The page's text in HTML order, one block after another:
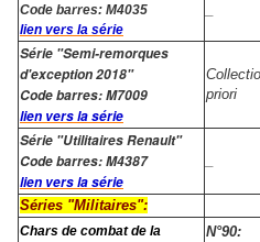
Code barres: M4035
lien vers la série
Série "Semi-remorques
d'exception 2018"
Code barres: M7009
lien vers la série
priori
Série "Utilitaires Renault"
Code barres: M4387
lien vers la série
Séries "Militaires":
Chars de combat de la
N°90: